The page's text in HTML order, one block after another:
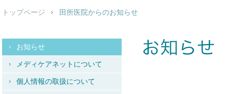
トップページ 田所医院からのお知らせ
お知らせ
メディケアネットについて
個人情報の取扱について